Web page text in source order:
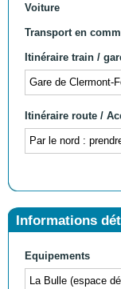
Voiture
Transport en
Itinéraire train /
Gare de Clermont-
Itinéraire route /
Par le nord :
Informations
Equipements
La Bulle (espace